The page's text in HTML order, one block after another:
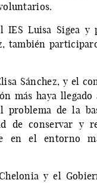
IES Luisa Sigea
también
Sánchez, y el
más haya
problema de la
de conservar y
en el entorno
y el